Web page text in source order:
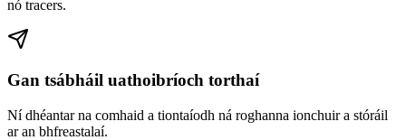
nó tracers.
Gan tsábháil uathoibríoch torthaí
Ní dhéantar na comhaid a tiontaíodh ná roghanna ionchuir a stóráil
ar an bhfreastalaí.